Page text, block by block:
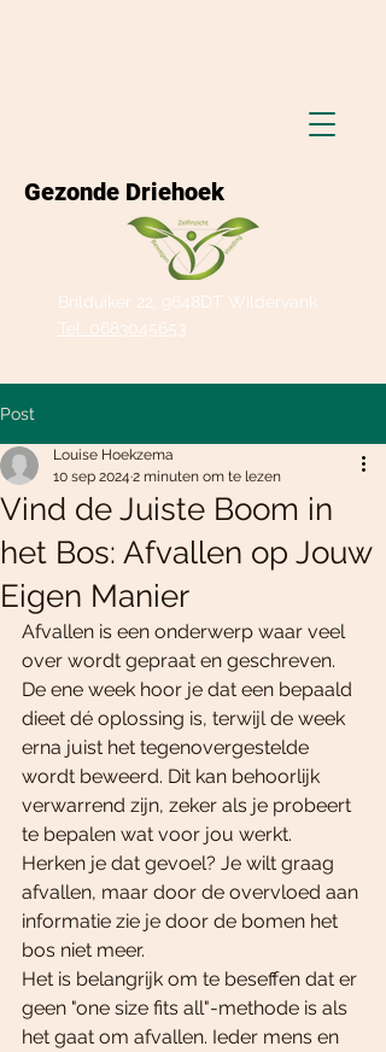
Gezonde Driehoek
Brilduiker 22, 9648DT Wildervank
Tel: 0683045653
Post
Vind de Juiste Boom in
het Bos: Afvallen op Jouw
Eigen Manier
Louise Hoekzema
10 sep 2024 2 minuten om te lezen
Afvallen is een onderwerp waar veel
over wordt gepraat en geschreven.
De ene week hoor je dat een bepaald
dieet dé oplossing is, terwijl de week
erna juist het tegenovergestelde
wordt beweerd. Dit kan behoorlijk
verwarrend zijn, zeker als je probeert
te bepalen wat voor jou werkt.
Herken je dat gevoel? Je wilt graag
afvallen, maar door de overvloed aan
informatie zie je door de bomen het
bos niet meer.
Het is belangrijk om te beseffen dat er
geen "one size fits all"-methode is als
het gaat om afvallen. Ieder mens en